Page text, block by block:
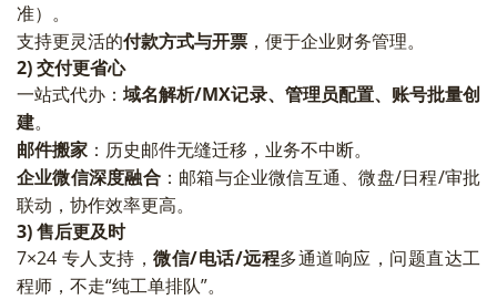
准）。
支持更灵活的付款方式与开票 ，便于企业财务管理。
2) 交付更省心
一站式代办：域名解析/MX记录、管理员配置、账号批量创
建。
邮件搬家 ：历史邮件无缝迁移，业务不中断。
企业微信深度融合：邮箱与企业微信互通、微盘/日程/审批
联动，协作效率更高。
3) 售后更及时
7×24 专人支持， 微信/电话/远程多通道响应，问题直达工
程师，不走“纯工单排队”。